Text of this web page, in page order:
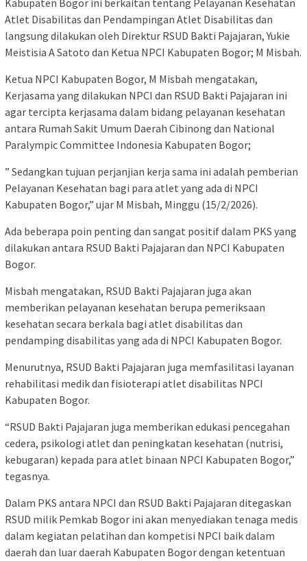
Kabupaten Bogor ini berkaitan tentang Pelayanan Kesehatan
Atlet Disabilitas dan Pendampingan Atlet Disabilitas dan
langsung dilakukan oleh Direktur RSUD Bakti Pajajaran, Yukie
Meistisia A Satoto dan Ketua NPCI Kabupaten Bogor; M Misbah.
Ketua NPCI Kabupaten Bogor, M Misbah mengatakan,
Kerjasama yang dilakukan NPCI dan RSUD Bakti Pajajaran ini
agar tercipta kerjasama dalam bidang pelayanan kesehatan
antara Rumah Sakit Umum Daerah Cibinong dan National
Paralympic Committee Indonesia Kabupaten Bogor;
” Sedangkan tujuan perjanjian kerja sama ini adalah pemberian
Pelayanan Kesehatan bagi para atlet yang ada di NPCI
Kabupaten Bogor,” ujar M Misbah, Minggu (15/2/2026).
Ada beberapa poin penting dan sangat positif dalam PKS yang
dilakukan antara RSUD Bakti Pajajaran dan NPCI Kabupaten
Bogor.
Misbah mengatakan, RSUD Bakti Pajajaran juga akan
memberikan pelayanan kesehatan berupa pemeriksaan
kesehatan secara berkala bagi atlet disabilitas dan
pendamping disabilitas yang ada di NPCI Kabupaten Bogor.
Menurutnya, RSUD Bakti Pajajaran juga memfasilitasi layanan
rehabilitasi medik dan fisioterapi atlet disabilitas NPCI
Kabupaten Bogor.
“RSUD Bakti Pajajaran juga memberikan edukasi pencegahan
cedera, psikologi atlet dan peningkatan kesehatan (nutrisi,
kebugaran) kepada para atlet binaan NPCI Kabupaten Bogor,”
tegasnya.
Dalam PKS antara NPCI dan RSUD Bakti Pajajaran ditegaskan
RSUD milik Pemkab Bogor ini akan menyediakan tenaga medis
dalam kegiatan pelatihan dan kompetisi NPCI baik dalam
daerah dan luar daerah Kabupaten Bogor dengan ketentuan